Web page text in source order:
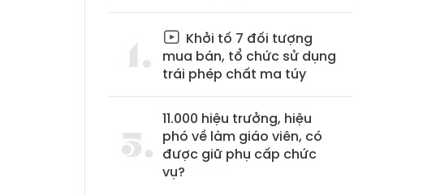
Khởi tố 7 đối tượng
mua bán, tổ chức sử dụng
trái phép chất ma túy
11.000 hiệu trưởng, hiệu
phó về làm giáo viên, có
được giữ phụ cấp chức
vụ?